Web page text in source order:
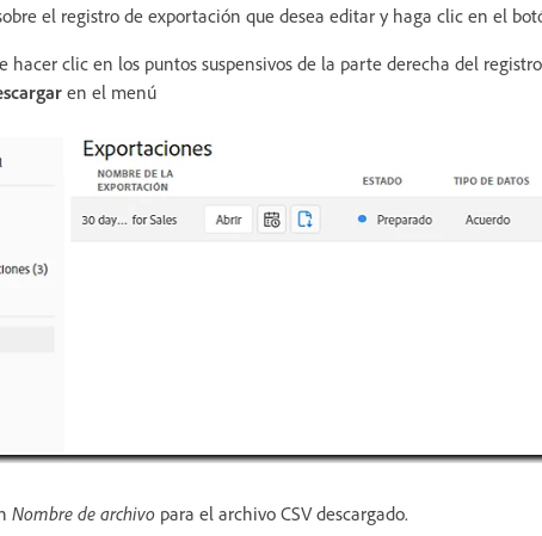
el registro de exportación que desea editar y haga clic en el
hacer clic en los puntos suspensivos de la parte derecha del
en el menú
Nombre de archivo para el archivo CSV descargado.